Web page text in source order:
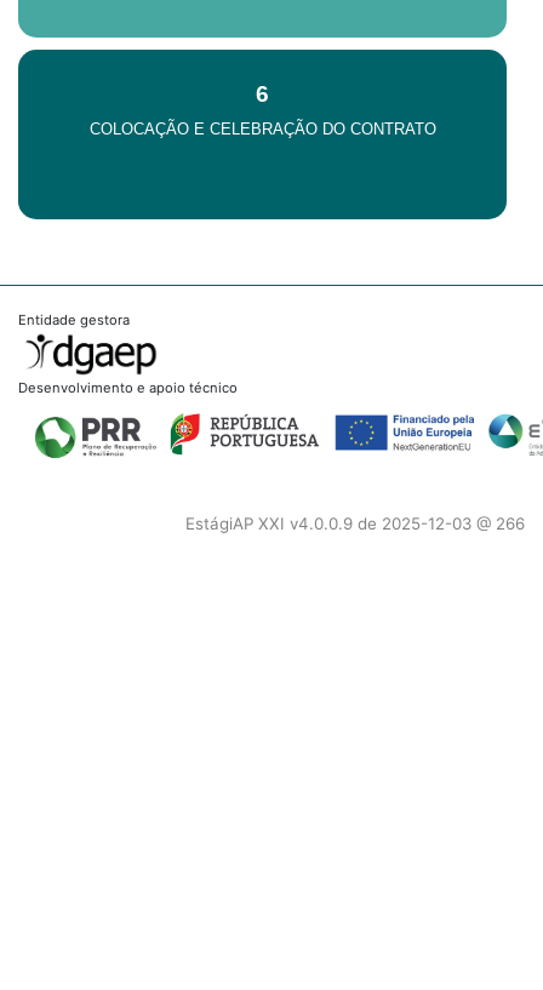
6
COLOCAÇÃO E CELEBRAÇÃO DO CONTRATO
Entidade gestora
Desenvolvimento e apoio técnico
EstágiAP XXI v4.0.0.9 de 2025-12-03 @ 266